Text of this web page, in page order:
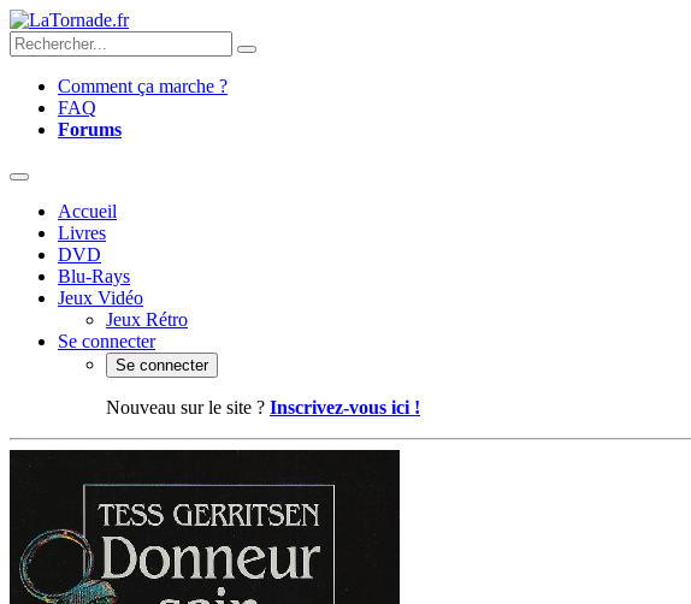
Comment ça marche ?
FAQ
Forums
Accueil
Livres
DVD
Blu-Rays
Jeux Vidéo
Jeux Rétro
Se connecter
Se connecter
Nouveau sur le site ? Inscrivez-vous ici !